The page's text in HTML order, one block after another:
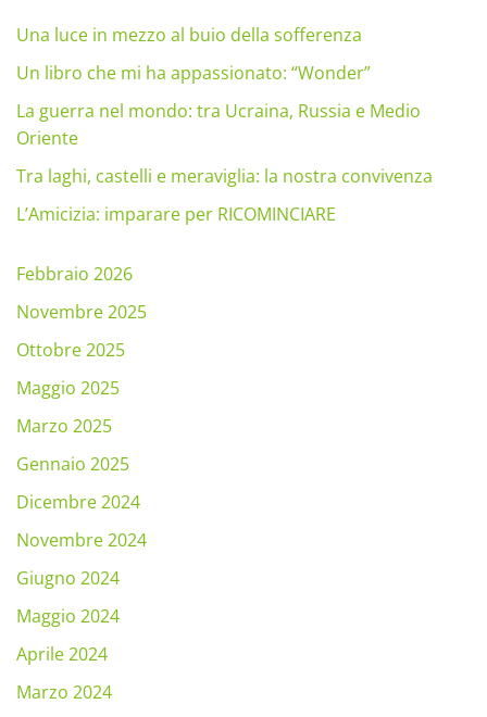
Una luce in mezzo al buio della sofferenza
Un libro che mi ha appassionato: “Wonder”
La guerra nel mondo: tra Ucraina, Russia e Medio
Oriente
Tra laghi, castelli e meraviglia: la nostra convivenza
L’Amicizia: imparare per RICOMINCIARE
Febbraio 2026
Novembre 2025
Ottobre 2025
Maggio 2025
Marzo 2025
Gennaio 2025
Dicembre 2024
Novembre 2024
Giugno 2024
Maggio 2024
Aprile 2024
Marzo 2024